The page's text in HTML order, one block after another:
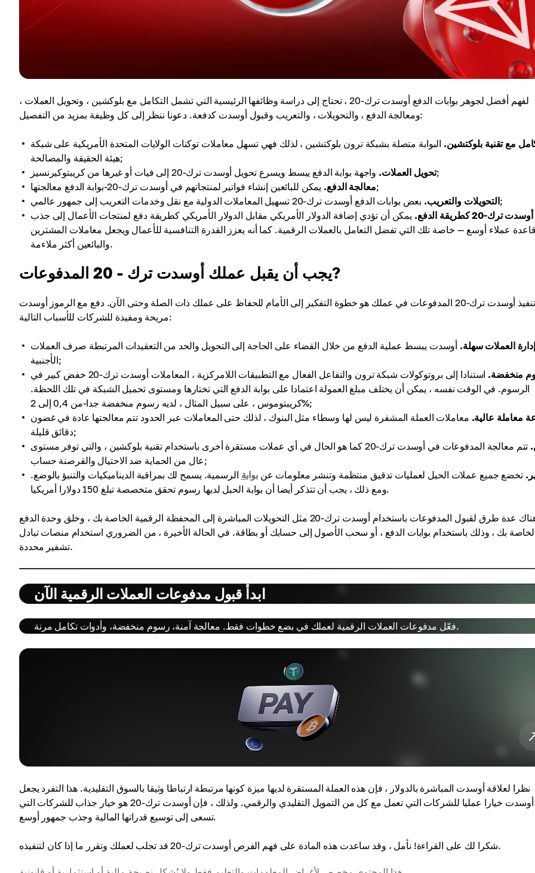
لفهم أفضل لجوهر بوابات الدفع أوسدت ترك-20 ، تحتاج إلى دراسة وظائفها الرئيسية التي تشمل التكامل مع بلوكشين ، وتحويل العملات ،
ومعالجة الدفع ، والتحويلات ، والتعريب وقبول أوسدت كدفعة. دعونا ننظر إلى كل وظيفة بمزيد من التفصيل:
مع تقنية بلوكتشين. البوابة متصلة بشبكة ترون بلوكتشين ، لذلك فهي تسهل معاملات توكنات الولايات المتحدة الأمريكية على شبكة
هيئة الحقيقة والمصالحة;
تحويل العملات.واجهة بوابة الدفع يبسط ويسرع تحويل أوسدت ترك-20 إلى فيات أو غيرها من كريبتوكيرنسيز;
معالجة الدفع.يمكن للبائعين إنشاء فواتير لمنتجاتهم في أوسدت ترك-20-بوابة الدفع معالجتها;
التحويلات والتعريب.بعض بوابات الدفع أوسدت ترك-20 تسهيل المعاملات الدولية مع نقل وخدمات التعريب إلى جمهور عالمي;
ترك-20 كطريقة الدفع.
يمكن أن تؤدي إضافة الدولار الأمريكي مقابل الدولار الأمريكي كطريقة دفع لمنتجات الأعمال إلى جذب
عملاء أوسع — خاصة تلك التي تفضل التعامل بالعملات الرقمية. كما أنه يعزز القدرة التنافسية للأعمال ويجعل معاملات المشترين
والبائعين أكثر ملاءمة.
يجب أن يقبل عملك أوسدت ترك - 20 المدفوعات?
تنفيذ أوسدت ترك-20 المدفوعات في عملك هو خطوة التفكير إلى الأمام للحفاظ على عملك ذات الصلة وحتى الآن. دفع مع الرموز أوسدت
مريحة ومفيدة للشركات للأسباب التالية:
إدارة العملات سهلة. أوسدت يبسط عملية الدفع من خلال القضاء على الحاجة إلى التحويل والحد من التعقيدات المرتبطة صرف العملات
الأجنبية;
منخفضة.
استنادا إلى بروتوكولات شبكة ترون والتفاعل الفعال مع التطبيقات اللامركزية ، المعاملات أوسدت ترك-20 خفض كبير في
الرسوم. في الوقت نفسه ، يمكن أن يختلف مبلغ العمولة اعتمادا على بوابة الدفع التي تختارها ومستوى تحميل الشبكة في تلك اللحظة.
كريبتوموس ، على سبيل المثال ، لديه رسوم منخفضة جدا-من 0,4 إلى 2%;
معاملة عالية. معاملات العملة المشفرة ليس لها وسطاء مثل البنوك ، لذلك حتى المعاملات عبر الحدود تتم معالجتها عادة في غضون
دقائق قليلة;
تتم معالجة المدفوعات في أوسدت ترك-20 كما هو الحال في أي عملات مستقرة أخرى باستخدام تقنية بلوكشين ، والتي توفر مستوى
عال من الحماية ضد الاحتيال والقرصنة حساب;
تخضع جميع عملات الحبل لعمليات تدقيق منتظمة وتنشر معلومات عنبوابة الرسمية. يسمح لك بمراقبة الديناميكيات والتنبؤ بالوضع.
ومع ذلك ، يجب أن تتذكر أيضا أن بوابة الحبل لديها رسوم تحقق متخصصة تبلغ 150 دولارا أمريكيا.
هناك عدة طرق لقبول المدفوعات باستخدام أوسدت ترك-20 مثل التحويلات المباشرة إلى المحفظة الرقمية الخاصة بك ، وخلق وحدة الدفع
بك ، وذلك باستخدام بوابات الدفع ، أو سحب الأصول إلى حسابك أو بطاقة. في الحالة الأخيرة ، من الضروري استخدام منصات تبادل
تشفير محددة.
ابدأ قبول مدفوعات العملات الرقمية الآن
فعّل مدفوعات العملات الرقمية لعملك في بضع خطوات فقط. معالجة آمنة، رسوم منخفضة، وأدوات تكامل مرنة.
نظرا لعلاقة أوسدت المباشرة بالدولار ، فإن هذه العملة المستقرة لديها ميزة كونها مرتبطة ارتباطا وثيقا بالسوق التقليدية. هذا التفرد يجعل
أوسدت خيارا عمليا للشركات التي تعمل مع كل من التمويل التقليدي والرقمي. ولذلك ، فإن أوسدت ترك-20 هو خيار جذاب للشركات التي
تسعى إلى توسيع قدراتها المالية وجذب جمهور أوسع.
شكرا لك على القراءة! نأمل ، وقد ساعدت هذه المادة على فهم الفرص أوسدت ترك-20 قد تجلب لعملك وتقرر ما إذا كان لتنفيذه.